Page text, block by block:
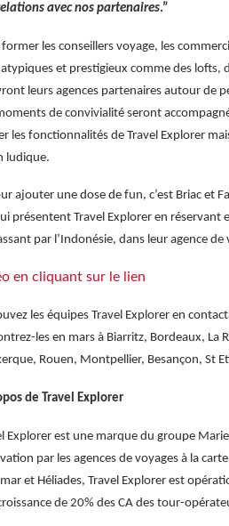
avec nos partenaires.”
former les conseillers voyage, les
atypiques et prestigieux comme des lofts,
leurs agences partenaires autour de
de convivialité seront
les fonctionnalités de Travel Explorer
ludique.
ajouter une dose de fun, c’est Briac et
présentent Travel Explorer en réservant
par l’Indonésie, dans leur agence de
en cliquant sur le lien
les équipes Travel Explorer en
les en mars à Biarritz, Bordeaux, La
Rouen, Montpellier, Besançon, St
de Travel Explorer
Explorer est une marque du groupe
par les agences de voyages à la
et Héliades, Travel Explorer est
de 20% des CA des tour-